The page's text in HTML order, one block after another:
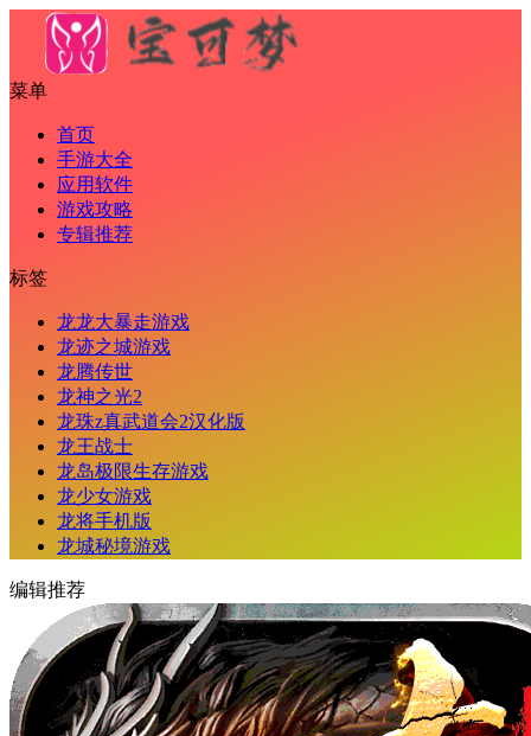
菜单
首页
手游大全
应用软件
游戏攻略
专辑推荐
标签
龙龙大暴走游戏
龙迹之城游戏
龙腾传世
龙神之光2
龙珠z真武道会2汉化版
龙王战士
龙岛极限生存游戏
龙少女游戏
龙将手机版
龙城秘境游戏
编辑推荐